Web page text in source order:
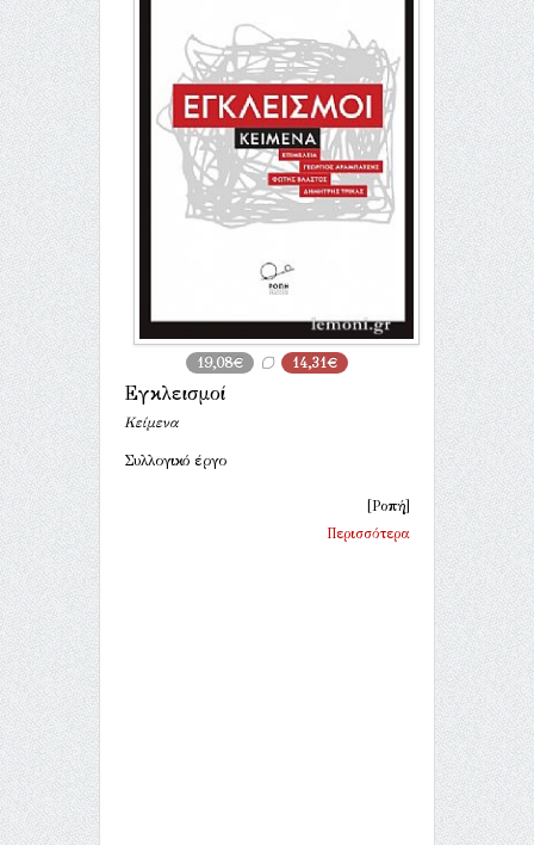
19,08€ 14,31€
Εγκλεισμοί
Κείμενα
Συλλογικό έργο
[Ροπή]
Περισσότερα